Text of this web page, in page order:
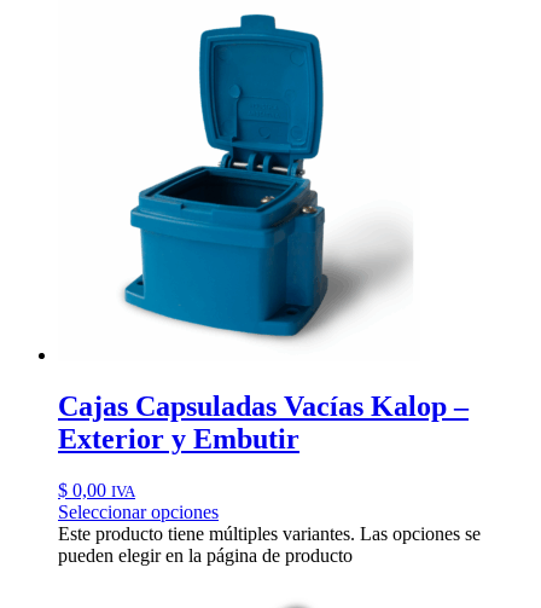
Cajas Capsuladas Vacías Kalop –
Exterior y Embutir
$ 0,00 IVA
Seleccionar opciones
Este producto tiene múltiples variantes. Las opciones se
pueden elegir en la página de producto